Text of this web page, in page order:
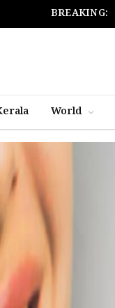
BREAKING:
World